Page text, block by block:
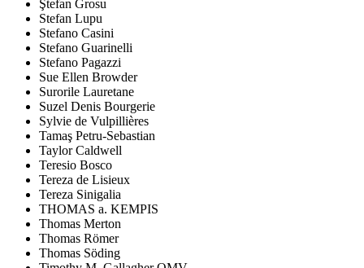
Ştefan Grosu
Stefan Lupu
Stefano Casini
Stefano Guarinelli
Stefano Pagazzi
Sue Ellen Browder
Surorile Lauretane
Suzel Denis Bourgerie
Sylvie de Vulpillières
Tamaş Petru-Sebastian
Taylor Caldwell
Teresio Bosco
Tereza de Lisieux
Tereza Sinigalia
THOMAS a. KEMPIS
Thomas Merton
Thomas Römer
Thomas Söding